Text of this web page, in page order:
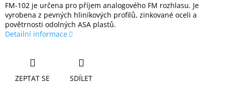
FM-102 je určena pro příjem analogového FM rozhlasu. Je
vyrobena z pevných hliníkových profilů, zinkované oceli a
povětrnosti odolných ASA plastů.
Detailní informace
ZEPTAT SE SDÍLET